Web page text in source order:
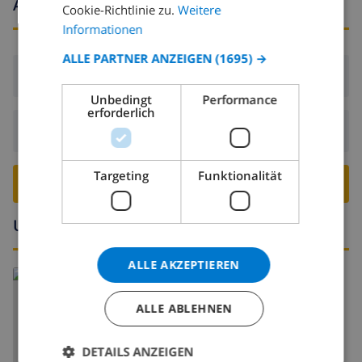
Ankunfts- und abfahrtszeiten
Abreise: Vor: 10:00
VILLA BUCHEN ›
Umgebung
ITALIAN
NORWEGIAN
Cookie-Richtlinie zu. Weitere
Informationen
ALLE PARTNER ANZEIGEN (1695) →
Unbedingt
erforderlich
Performance
Targeting Funktionalität
ALLE AKZEPTIEREN
ALLE ABLEHNEN
DETAILS ANZEIGEN